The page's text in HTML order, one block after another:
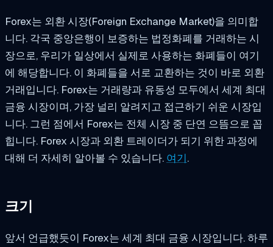
Forex는 외환 시장(Foreign Exchange Market)을 의미합
니다. 각국 중앙은행이 보증하는 법정화폐를 거래하는 시
장으로, 우리가 일상에서 실제로 사용하는 화폐들이 여기
에 해당합니다. 이 화폐들을 서로 교환하는 것이 바로 외환
거래입니다. Forex는 거래량과 유동성 모두에서 세계 최대
금융 시장이며, 가장 널리 알려지고 접근하기 쉬운 시장입
니다. 그런 점에서 Forex는 전체 시장 중 단연 으뜸으로 꼽
힙니다. Forex 시장과 외환 트레이더가 되기 위한 과정에
대해 더 자세히 알아볼 수 있습니다. 여기.
크기
앞서 언급했듯이 Forex는 세계 최대 금융 시장입니다. 하루